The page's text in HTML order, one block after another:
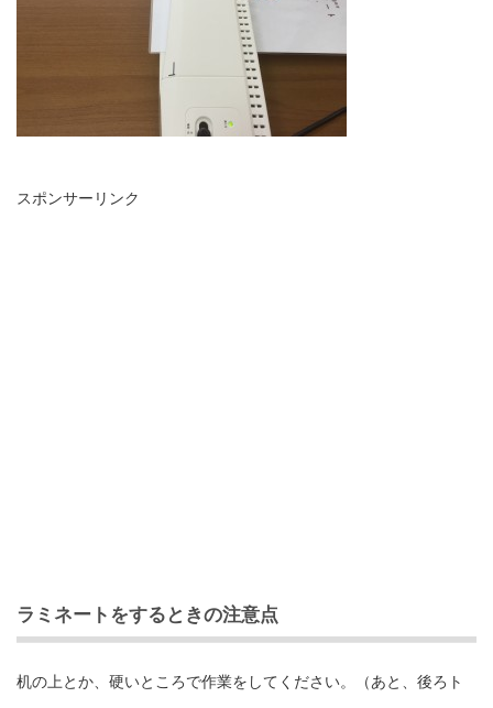
スポンサーリンク
ラミネートをするときの注意点
机の上とか、硬いところで作業をしてください。（あと、後ろト